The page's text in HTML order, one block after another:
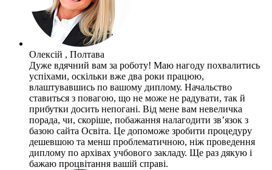
Олексій , Полтава
Дуже вдячний вам за роботу! Маю нагоду похвалитись
успіхами, оскільки вже два роки працюю,
влаштувавшись по вашому диплому. Начальство
ставиться з повагою, що не може не радувати, так й
прибутки досить непогані. Від мене вам невеличка
порада, чи, скоріше, побажання налагодити зв’язок з
базою сайта Освіта. Це допоможе зробити процедуру
дешевшою та менш проблематичною, ніж проведення
диплому по архівах учбового закладу. Ще раз дякую і
бажаю процвітання вашій справі.